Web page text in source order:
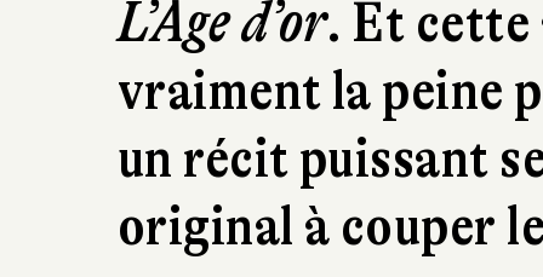
L’Âge d’or. Et
vraiment la peine
un récit puissant
original à couper